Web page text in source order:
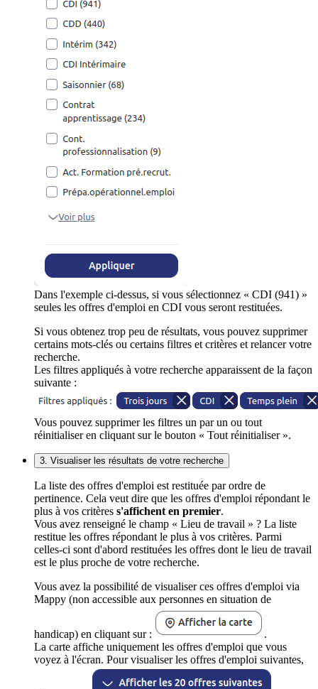
Dans l'exemple ci-dessus, si vous sélectionnez « CDI (941) »
seules les offres d'emploi en CDI vous seront restituées.
Si vous obtenez trop peu de résultats, vous pouvez supprimer
certains mots-clés ou certains filtres et critères et relancer votre
recherche.
Les filtres appliqués à votre recherche apparaissent de la façon
suivante :
Vous pouvez supprimer les filtres un par un ou tout
réinitialiser en cliquant sur le bouton « Tout réinitialiser ».
3. Visualiser les résultats de votre recherche
La liste des offres d'emploi est restituée par ordre de
pertinence. Cela veut dire que les offres d'emploi répondant le
plus à vos critères s'affichent en premier.
Vous avez renseigné le champ « Lieu de travail » ? La liste
restitue les offres répondant le plus à vos critères. Parmi
celles-ci sont d'abord restituées les offres dont le lieu de travail
est le plus proche de votre recherche.
Vous avez la possibilité de visualiser ces offres d'emploi via
Mappy (non accessible aux personnes en situation de
handicap) en cliquant sur :
.
La carte affiche uniquement les offres d'emploi que vous
voyez à l'écran. Pour visualiser les offres d'emploi suivantes,